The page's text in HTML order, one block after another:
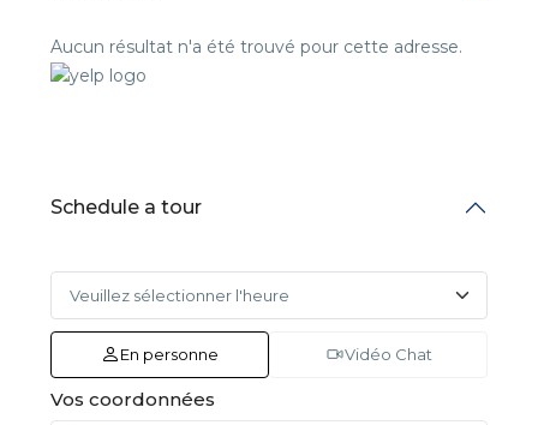
Aucun résultat n'a été trouvé pour cette adresse.
Schedule a tour
En personne Vidéo Chat
Vos coordonnées